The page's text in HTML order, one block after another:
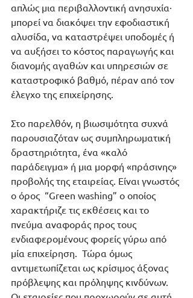
απλώς μια περιβαλλοντική ανησυχία·
μπορεί να διακόψει την εφοδιαστική
αλυσίδα, να καταστρέψει υποδομές ή
να αυξήσει το κόστος παραγωγής και
διανομής αγαθών και υπηρεσιών σε
καταστροφικό βαθμό, πέραν από τον
έλεγχο της επιχείρησης.
Στο παρελθόν, η βιωσιμότητα συχνά
παρουσιαζόταν ως συμπληρωματική
δραστηριότητα, ένα «καλό
παράδειγμα» ή μια μορφή «πράσινης»
προβολής της εταιρείας. Είναι γνωστός
ο όρος  “Green washing” ο οποίος
χαρακτήριζε τις εκθέσεις και το
πνεύμα αναφοράς προς τους
ενδιαφερομένους φορείς γύρω από
μία επιχείρηση.  Τώρα όμως
αντιμετωπίζεται ως κρίσιμος άξονας
πρόβλεψης και πρόληψης κινδύνων.